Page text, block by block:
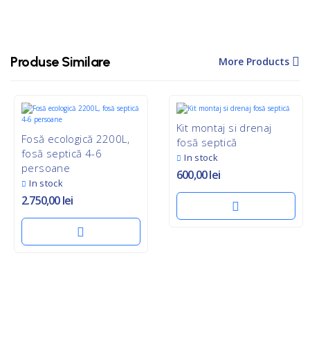
Produse Similare More Products
Fosă ecologică 2200L,
fosă septică 4-6
persoane
In stock
2.750,00lei
Kit montaj si drenaj
fosă septică
In stock
600,00lei